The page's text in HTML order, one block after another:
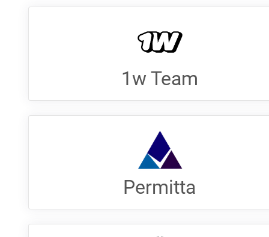
1w Team
Permitta